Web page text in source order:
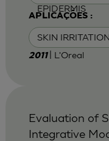
EPIDERMIS
APLICAÇÕES :
SKIN
2011 | L'Oreal
Evaluation of
Integrative